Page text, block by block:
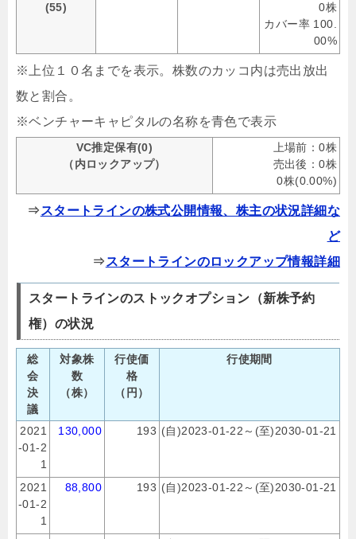
(55)
0株
カバー率 100.
00%
※上位１０名までを表示。株数のカッコ内は売出放出
数と割合。
※ベンチャーキャピタルの名称を青色で表示
VC推定保有(0)
（内ロックアップ）
上場前：0株
売出後：0株
0株(0.00%)
⇒ スタートラインの株式公開情報、株主の状況詳細な
ど
⇒ スタートラインのロックアップ情報詳細
スタートラインのストックオプション（新株予約
権）の状況
総
会
決
議
対象株
数
（株）
行使価
格
（円）
行使期間
2021
-01-2
1
130,000 193 (自)2023-01-22～(至)2030-01-21
2021
-01-2
1
88,800 193 (自)2023-01-22～(至)2030-01-21